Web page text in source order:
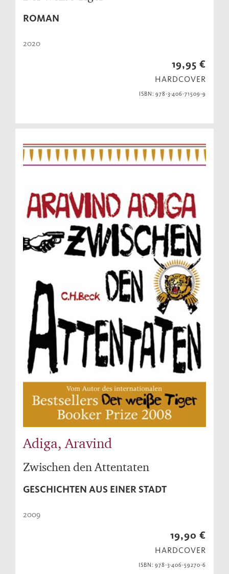
ROMAN
2020
19,95 €
HARDCOVER
ISBN: 978-3-406-71509-9
Adiga, Aravind
Zwischen den Attentaten
GESCHICHTEN AUS EINER STADT
2009
19,90 €
HARDCOVER
ISBN: 978-3-406-59270-6